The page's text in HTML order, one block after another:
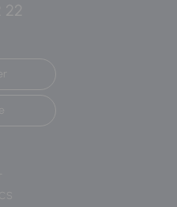
22